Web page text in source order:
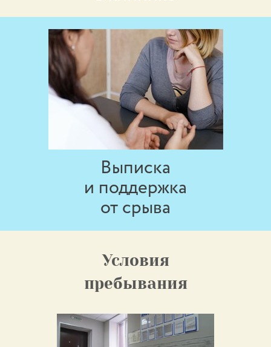
Выписка
и поддержка
от срыва
Условия
пребывания